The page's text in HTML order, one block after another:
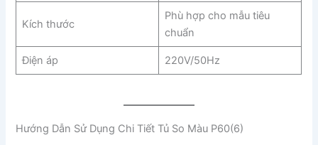
Kích thước
Phù hợp cho mẫu tiêu
chuẩn
Điện áp 220V/50Hz
Hướng Dẫn Sử Dụng Chi Tiết Tủ So Màu P60(6)